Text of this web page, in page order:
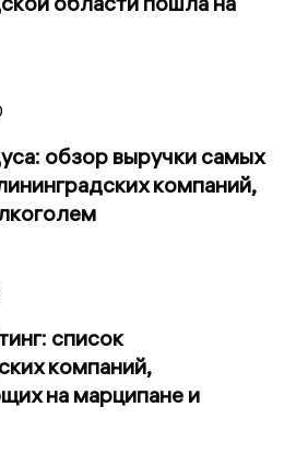
обзор выручки самых
компаний,
список
компаний,
на марципане и